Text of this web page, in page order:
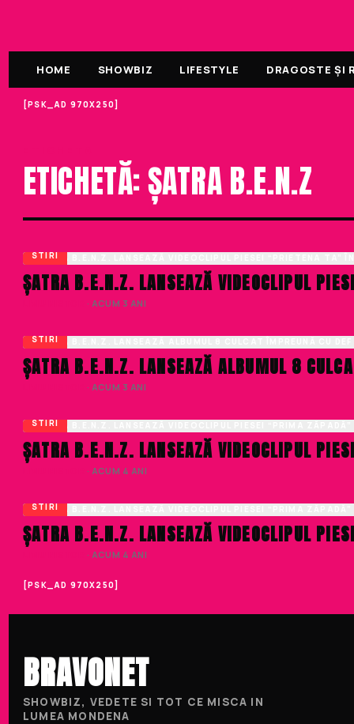
HOME SHOWBIZ LIFESTYLE DRAGOSTE ȘI
[PSK_AD 970X250]
ETICHETĂ: ȘATRA B.E.N.Z
STIRI
ȘATRA B.E.N.Z. LANSEAZĂ VIDEOCLIPUL
· ACUM 3 ANI
STIRI
ȘATRA B.E.N.Z. LANSEAZĂ ALBUMUL 8
· ACUM 3 ANI
STIRI
ȘATRA B.E.N.Z. LANSEAZĂ VIDEOCLIPUL
· ACUM 4 ANI
STIRI
ȘATRA B.E.N.Z. LANSEAZĂ VIDEOCLIPUL
· ACUM 4 ANI
[PSK_AD 970X250]
BRAVONET
SHOWBIZ, VEDETE SI TOT CE MISCA IN
LUMEA MONDENA